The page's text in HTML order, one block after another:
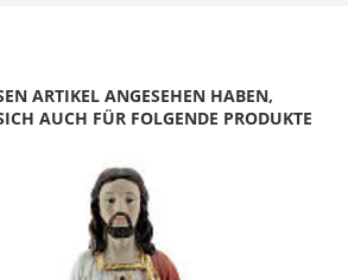
ARTIKEL ANGESEHEN HABEN,
AUCH FÜR FOLGENDE PRODUKTE